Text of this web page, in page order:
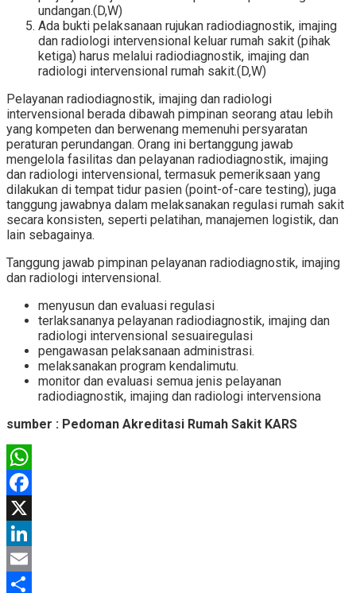
undangan.(D,W)
Ada bukti pelaksanaan rujukan radiodiagnostik, imajing
dan radiologi intervensional keluar rumah sakit (pihak
ketiga) harus melalui radiodiagnostik, imajing dan
radiologi intervensional rumah sakit.(D,W)
Pelayanan radiodiagnostik, imajing dan radiologi
intervensional berada dibawah pimpinan seorang atau lebih
yang kompeten dan berwenang memenuhi persyaratan
peraturan perundangan. Orang ini bertanggung jawab
mengelola fasilitas dan pelayanan radiodiagnostik, imajing
dan radiologi intervensional, termasuk pemeriksaan yang
dilakukan di tempat tidur pasien (point-of-care testing), juga
tanggung jawabnya dalam melaksanakan regulasi rumah sakit
secara konsisten, seperti pelatihan, manajemen logistik, dan
lain sebagainya.
Tanggung jawab pimpinan pelayanan radiodiagnostik, imajing
dan radiologi intervensional.
menyusun dan evaluasi regulasi
terlaksananya pelayanan radiodiagnostik, imajing dan
radiologi intervensional sesuairegulasi
pengawasan pelaksanaan administrasi.
melaksanakan program kendalimutu.
monitor dan evaluasi semua jenis pelayanan
radiodiagnostik, imajing dan radiologi intervensiona
sumber : Pedoman Akreditasi Rumah Sakit KARS
WhatsApp
Facebook
X
LinkedIn
Email